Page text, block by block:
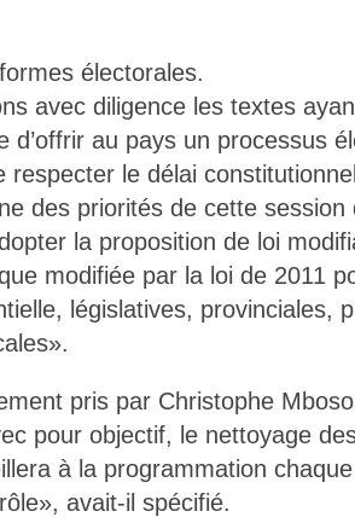
électorales.
avec diligence les textes
d’offrir au pays un processus
respecter le délai
des priorités de cette session
la proposition de loi
modifiée par la loi de 2011
législatives, provinciales,
pris par Christophe
pour objectif, le nettoyage
à la programmation
avait-il spécifié.